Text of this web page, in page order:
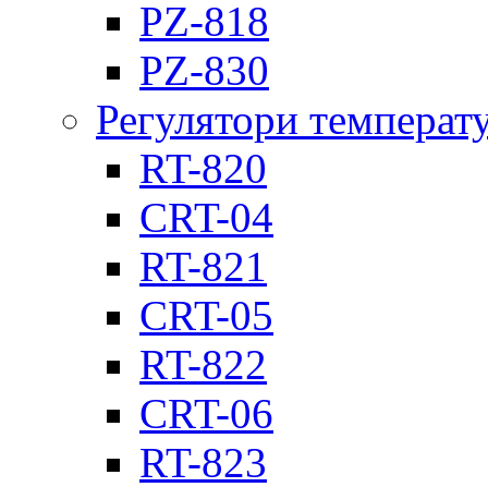
PZ-818
PZ-830
Регулятори
RT-820
CRT-04
RT-821
CRT-05
RT-822
CRT-06
RT-823